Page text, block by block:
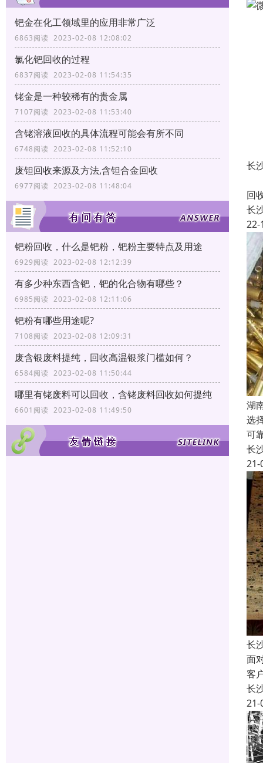
钯金在化工领域里的应用非常广泛
6863阅读 2023-02-08 12:08:02
氯化钯回收的过程
6837阅读 2023-02-08 11:54:35
铑金是一种较稀有的贵金属
7107阅读 2023-02-08 11:53:40
含铑溶液回收的具体流程可能会有所不同
6748阅读 2023-02-08 11:52:10
废钽回收来源及方法,含钽合金回收
6977阅读 2023-02-08 11:48:04
钯粉回收，什么是钯粉，钯粉主要特点及用途
6929阅读 2023-02-08 12:12:39
有多少种东西含钯，钯的化合物有哪些？
6985阅读 2023-02-08 12:11:06
钯粉有哪些用途呢?
7108阅读 2023-02-08 12:09:31
废含银废料提纯，回收高温银浆门槛如何？
6584阅读 2023-02-08 11:50:44
哪里有铑废料可以回收，含铑废料回收如何提纯
6601阅读 2023-02-08 11:49:50
长
回
长
22-
湖
选
可
长
21-
长
面
客
长
21-